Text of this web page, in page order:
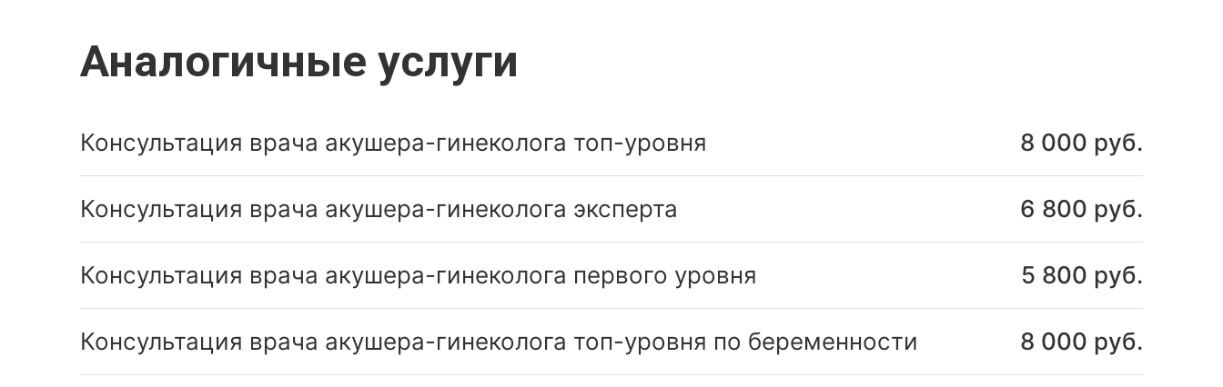
Аналогичные услуги
Консультация врача акушера-гинеколога топ-уровня 8 000 руб.
Консультация врача акушера-гинеколога эксперта 6 800 руб.
Консультация врача акушера-гинеколога первого уровня 5 800 руб.
Консультация врача акушера-гинеколога топ-уровня по беременности 8 000 руб.